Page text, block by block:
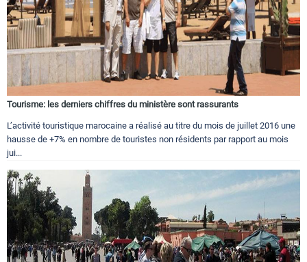
Tourisme: les derniers chiffres du ministère sont rassurants
L’activité touristique marocaine a réalisé au titre du mois de juillet 2016 une
hausse de +7% en nombre de touristes non résidents par rapport au mois
jui...